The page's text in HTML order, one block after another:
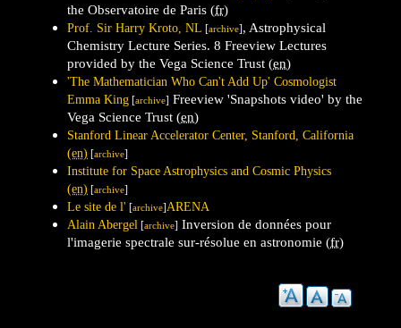
the Observatoire de Paris (fr)
Prof. Sir Harry Kroto, NL [archive], Astrophysical
Chemistry Lecture Series. 8 Freeview Lectures
provided by the Vega Science Trust (en)
'The Mathematician Who Can't Add Up' Cosmologist
Emma King [archive] Freeview 'Snapshots video' by the
Vega Science Trust (en)
Stanford Linear Accelerator Center, Stanford, California
(en) [archive]
Institute for Space Astrophysics and Cosmic Physics
(en) [archive]
Le site de l' [archive]ARENA
Alain Abergel [archive] Inversion de données pour
l'imagerie spectrale sur-résolue en astronomie (fr)